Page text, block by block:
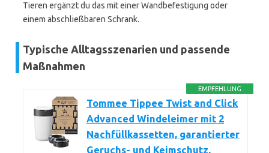
Tieren ergänzt du das mit einer Wandbefestigung oder
einem abschließbaren Schrank.
Typische Alltagsszenarien und passende
Maßnahmen
EMPFEHLUNG
Tommee Tippee Twist and Click
Advanced Windeleimer mit 2
Nachfüllkassetten, garantierter
Geruchs- und Keimschutz,